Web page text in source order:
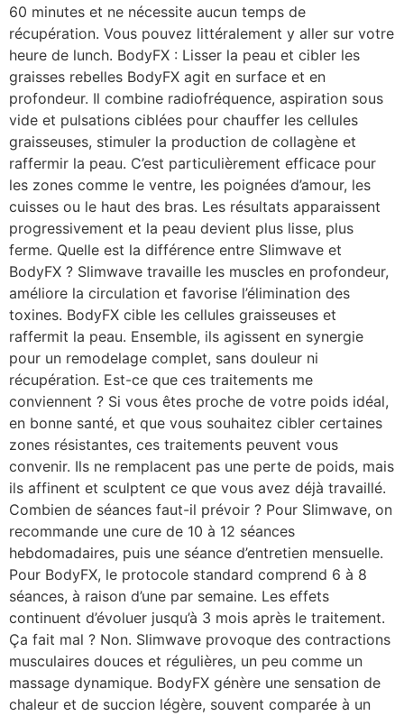
60 minutes et ne nécessite aucun temps de
récupération. Vous pouvez littéralement y aller sur votre
heure de lunch. BodyFX : Lisser la peau et cibler les
graisses rebelles BodyFX agit en surface et en
profondeur. Il combine radiofréquence, aspiration sous
vide et pulsations ciblées pour chauffer les cellules
graisseuses, stimuler la production de collagène et
raffermir la peau. C’est particulièrement efficace pour
les zones comme le ventre, les poignées d’amour, les
cuisses ou le haut des bras. Les résultats apparaissent
progressivement et la peau devient plus lisse, plus
ferme. Quelle est la différence entre Slimwave et
BodyFX ? Slimwave travaille les muscles en profondeur,
améliore la circulation et favorise l’élimination des
toxines. BodyFX cible les cellules graisseuses et
raffermit la peau. Ensemble, ils agissent en synergie
pour un remodelage complet, sans douleur ni
récupération. Est-ce que ces traitements me
conviennent ? Si vous êtes proche de votre poids idéal,
en bonne santé, et que vous souhaitez cibler certaines
zones résistantes, ces traitements peuvent vous
convenir. Ils ne remplacent pas une perte de poids, mais
ils affinent et sculptent ce que vous avez déjà travaillé.
Combien de séances faut-il prévoir ? Pour Slimwave, on
recommande une cure de 10 à 12 séances
hebdomadaires, puis une séance d’entretien mensuelle.
Pour BodyFX, le protocole standard comprend 6 à 8
séances, à raison d’une par semaine. Les effets
continuent d’évoluer jusqu’à 3 mois après le traitement.
Ça fait mal ? Non. Slimwave provoque des contractions
musculaires douces et régulières, un peu comme un
massage dynamique. BodyFX génère une sensation de
chaleur et de succion légère, souvent comparée à un